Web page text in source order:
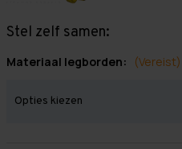
Stel zelf samen:
Materiaal legborden: (Vereist)